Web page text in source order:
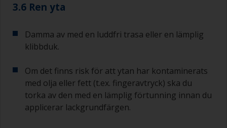
3.6 Ren yta
Damma av med en luddfri trasa eller en lämplig
klibbduk.
Om det finns risk för att ytan har kontaminerats
med olja eller fett (t.ex. fingeravtryck) ska du
torka av den med en lämplig förtunning innan du
applicerar lackgrundfärgen.